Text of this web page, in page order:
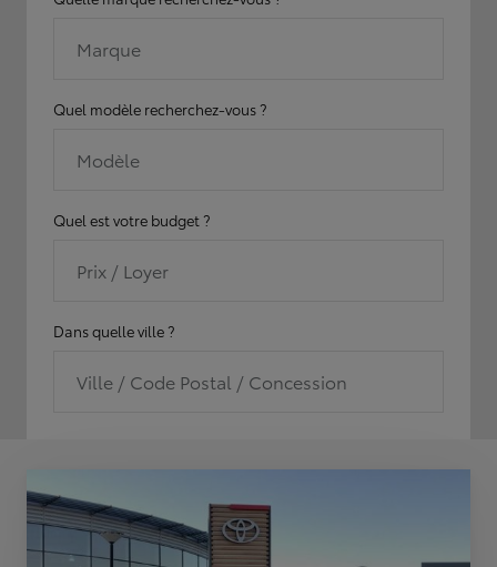
Marque
Quel modèle recherchez-vous ?
Modèle
Quel est votre budget ?
Prix / Loyer
Dans quelle ville ?
Ville / Code Postal / Concession